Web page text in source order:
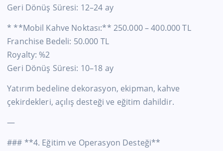
Geri Dönüş Süresi: 12–24 ay
* **Mobil Kahve Noktası:** 250.000 – 400.000 TL
Franchise Bedeli: 50.000 TL
Royalty: %2
Geri Dönüş Süresi: 10–18 ay
Yatırım bedeline dekorasyon, ekipman, kahve
çekirdekleri, açılış desteği ve eğitim dahildir.
—
### **4. Eğitim ve Operasyon Desteği**